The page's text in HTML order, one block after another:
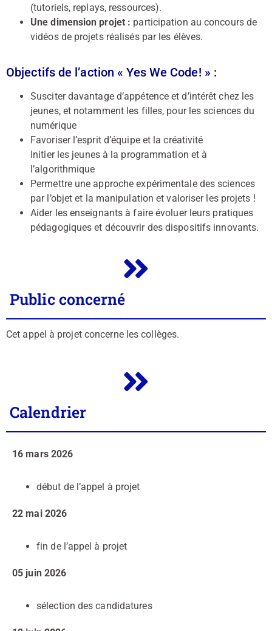
(tutoriels, replays, ressources).
Une dimension projet : participation au concours de
vidéos de projets réalisés par les élèves.
Objectifs de l’action « Yes We Code! » :
Susciter davantage d’appétence et d’intérêt chez les
jeunes, et notamment les filles, pour les sciences du
numérique
Favoriser l’esprit d’équipe et la créativité
Initier les jeunes à la programmation et à
l’algorithmique
Permettre une approche expérimentale des sciences
par l’objet et la manipulation et valoriser les projets !
Aider les enseignants à faire évoluer leurs pratiques
pédagogiques et découvrir des dispositifs innovants.
Public concerné
Cet appel à projet concerne les collèges.
Calendrier
16 mars 2026
début de l’appel à projet
22 mai 2026
fin de l’appel à projet
05 juin 2026
sélection des candidatures